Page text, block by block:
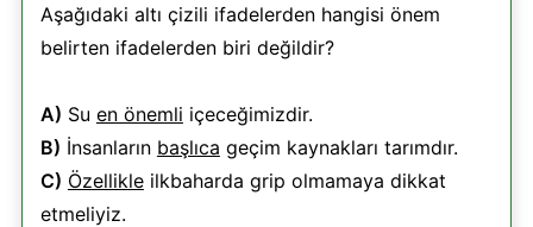
Aşağıdaki altı çizili ifadelerden hangisi önem
belirten ifadelerden biri değildir?
A) Su en önemli içeceğimizdir.
B) İnsanların başlıca geçim kaynakları tarımdır.
C) Özellikleilkbaharda grip olmamaya dikkat
etmeliyiz.